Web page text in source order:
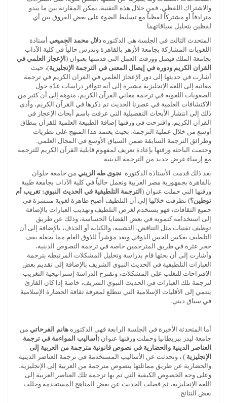
والاشتراك اللفظي، فمن خلال هذه التقنية، يمكن المقارنة بين ما يبدو
مترادفاً أو مشتركاً لفظياً مع تسليط الضوء على بعض الفروق بين أي
لفظين بتحليل سياقاتهما.
المتحدث الثالث في الجلسة هي الدكتوره دلال محمد الجميعي أستاذة
اللغويات المشاركة بجامعة الأزهر بالقاهرة وتدرس حالياً في كلية الآداب
بجامعة الملك فيصل وورقت العمل التي قدمتها بعنوان ( الإعجاز العلمي في
القران الكريم ودوره في إيصال المعنى في الترجمة الإنجليزية)، حيث
أشارت في حديثها إلى دور الإعجاز العلمي في القران الكريم في ترجمة
معانيه إلى اللغة الإنجليزية مشيرة إلى أنه تتوافر دراسات عدّة حول
الصعوبات اللغوية في ترجمة معاني القرآن الكريم، منوهة إلى أن كثير من
الاكتشافات العلمية في عصرنا الحديث تم ذكرها في القرآن الكريم، وأدى
ذلك إلى انتشار الأبحاث التفصيلية التي عرفت باسم أبحاث الإعجاز في
القرآن الكريم، واقترحت في ورقتها إضافة الطبيعة العلمية للقرآن بنطاق
أوسع من خلال عملية الترجمة، بحيث يعتمد هذا المنهج على نظريات
وطرائق الترجمة السابقة ضمن السياق الأوسع في المجال العلمي.
وختمت الباحثه ورقتها بإعادة تعريف لمفهوم قابلية القرآن الكريم للترجمة
مع إرساء غرض جديد من الترجمة الدينية.
بعد ذلك قدمت الأستاذة الدكتورة نجوى طه الزيني من جامعة حلوان
بالقاهرة بجمهورية مصر العربية وتعمل حالياً في كلية الآداب بجامعة طيبة
ورقتها التي حملت عنوان ( الترجمة التلطيفية في الحديث النبوي: تغريب أم
توطين؟) تطرقت خلالها إلى أن التلطيف أصبح ظاهرة لغوية منتشرة في
جميع الثقافات، فهو يستخدم لغرض التلطيف وتهذيب العبارات بالإضافة
إلى استخدامه كتمويه في بعض القضايا الحساسة، وذلك عن طريق
توظيف تقنيات مثل التناقض، التشبيه، والكناية أو الحذف، بالإضافة إلى أن
التلطيف يعكس الحس الذوقي ويعد مؤشراً للذوق العام مما يجعله يقف
حجر عثرة في طريق المترجمين خاصة في ترجمة النصوص الدينية،
وأشارت إلى أن بحثها قام بدراسة وتحليل المشكلات المرتبطة بترجمة
العبارات التلطيفية في الحديث النبوي الشريف بالإضافة إلى تقديم بعض
الاقتراحات للتغلب على المشكلات، وتقترح الدراسة إستراتيجية التغريب
لترجمة تلك العبارات في الحديث النبوي الشريف، خاصة إذا كان القارئ
ينتمي إلى الأقليات الإسلامية التي تتطلع لمعرفة ثقافة الحضارة الإسلامية
في سياق ديني.
أما المتحدثة الأخيرة في الجلسة الرابعة فهي الدكتوره هانم الفرحاتي من
جامعة ليدز ببريطانيا وحملت ورقتها عنوان (أساليب المواءمة في ترجمة
العناصر الدينية والحضارية في نصوص قانونية مترجمة من العربية إلى
الإنجليزية ) ، وتحدثت عن الأساليب المستخدمة في ترجمة العناصر الدينية
والحضارية عن طريق مماثلتها بنصوص مترجمة من العربية إلى الإنجليزية،
وعلى وجه الخصوص الكيفية التي تم بها ترجمة تلك العناصر العربية إلى
اللغة الإنجليزية، ثم فصلت الحديث عن بعض المناهج المستخدمة وحللت
بعض النتائج.